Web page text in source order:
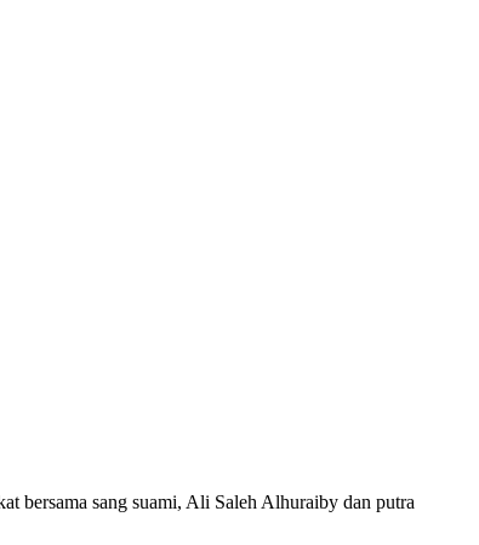
bersama sang suami, Ali Saleh Alhuraiby dan putra